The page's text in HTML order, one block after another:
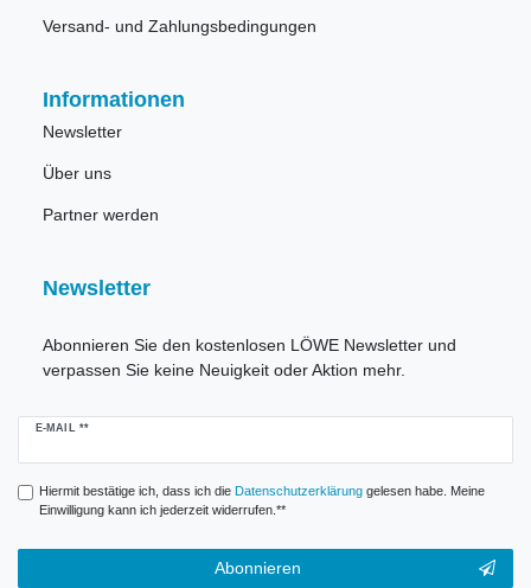
Versand- und Zahlungsbedingungen
Informationen
Newsletter
Über uns
Partner werden
Newsletter
Abonnieren Sie den kostenlosen LÖWE Newsletter und
verpassen Sie keine Neuigkeit oder Aktion mehr.
E-MAIL **
Newsletter
Hiermit bestätige ich, dass ich die Daten­schutz­erklärunggelesen habe. Meine
Einwilligung kann ich jederzeit widerrufen.**
Abonnieren